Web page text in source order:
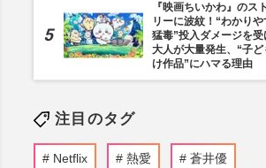
『映画ちいかわ』のス
リーに波紋！“わかりや
猛毒”投入ダメージを受
大人が大量発生、“子ど
け作品”にハマる理由
注目のタグ
Netflix 熱愛 蒼井優